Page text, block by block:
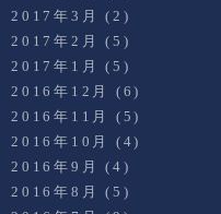
2017年3月
(2)
2017年2月
(5)
2017年1月
(5)
2016年12月
(6)
2016年11月
(5)
2016年10月
(4)
2016年9月
(4)
2016年8月
(5)